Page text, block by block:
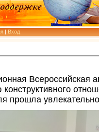
| Вход
Всероссийская
конструктивного
прошла